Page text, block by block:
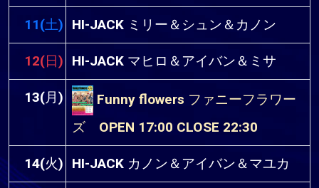
11(土) HI-JACK ミリー＆シュン＆カノン
12(日) HI-JACK マヒロ＆アイバン＆ミサ
13(月)
Funny flowers ファニーフラワー
ズ OPEN 17:00 CLOSE 22:30
14(火) HI-JACK カノン＆アイバン＆マユカ